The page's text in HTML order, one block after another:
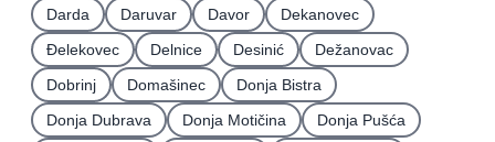
Darda
Daruvar Davor
Dekanovec
Ðelekovec
Delnice Desinić
Dežanovac
Dobrinj
Domašinec
Donja Bistra
Donja Dubrava
Donja Motičina
Donja Pušća